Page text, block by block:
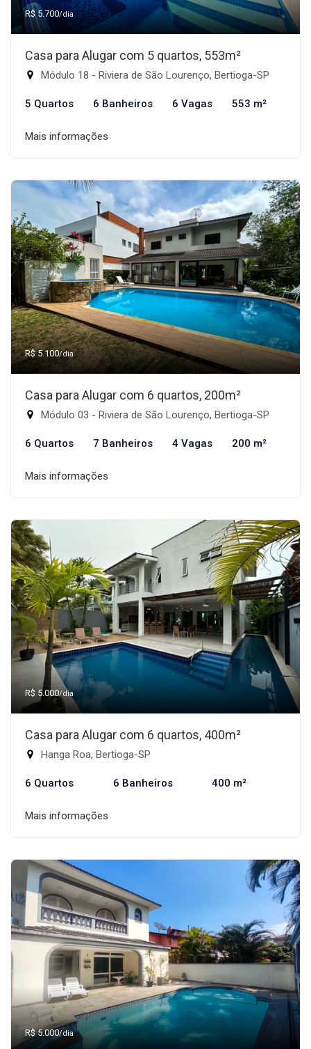
R$ 5.700/dia
Casa para Alugar com 5 quartos, 553m²
Módulo 18 - Riviera de São Lourenço, Bertioga-SP
5 Quartos 6 Banheiros 6 Vagas 553 m²
Mais informações
R$ 5.100/dia
Casa para Alugar com 6 quartos, 200m²
Módulo 03 - Riviera de São Lourenço, Bertioga-SP
6 Quartos 7 Banheiros 4 Vagas 200 m²
Mais informações
R$ 5.000/dia
Casa para Alugar com 6 quartos, 400m²
Hanga Roa, Bertioga-SP
6 Quartos 6 Banheiros 400 m²
Mais informações
R$ 5.000/dia